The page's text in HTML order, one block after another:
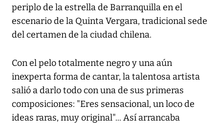
periplo de la estrella de Barranquilla en el
escenario de la Quinta Vergara, tradicional sede
del certamen de la ciudad chilena.
Con el pelo totalmente negro y una aún
inexperta forma de cantar, la talentosa artista
salió a darlo todo con una de sus primeras
composiciones: "Eres sensacional, un loco de
ideas raras, muy original"... Así arrancaba